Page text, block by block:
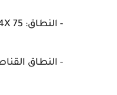
- النطاق: 4X 75
- النطاق